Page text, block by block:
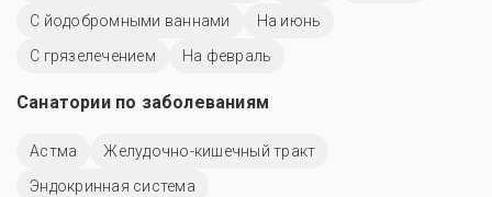
С йодобромными ваннами
На июнь
С грязелечением
На февраль
Санатории по заболеваниям
Астма
Желудочно-кишечный тракт
Эндокринная система